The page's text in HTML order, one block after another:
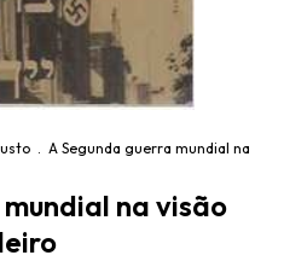
. A Segunda guerra mundial na
na visão